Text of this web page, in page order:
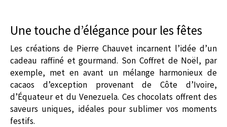
Une touche d’élégance pour les fêtes
Les créations de Pierre Chauvet incarnent l’idée d’un
cadeau raffiné et gourmand. Son Coffret de Noël, par
exemple, met en avant un mélange harmonieux de
cacaos d’exception provenant de Côte d’Ivoire,
d’Équateur et du Venezuela. Ces chocolats offrent des
saveurs uniques, idéales pour sublimer vos moments
festifs.